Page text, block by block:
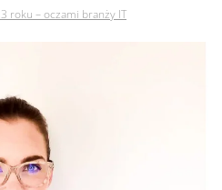
roku – oczami branży IT